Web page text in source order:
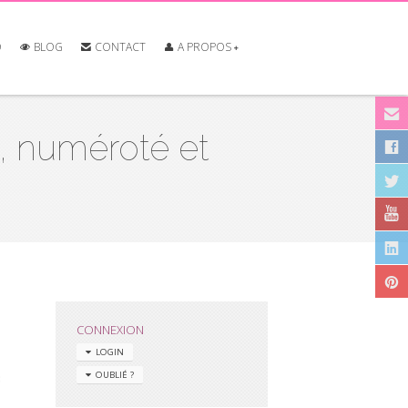
BLOG CONTACT A PROPOS
numéroté et
CONNEXION
LOGIN
OUBLIÉ ?